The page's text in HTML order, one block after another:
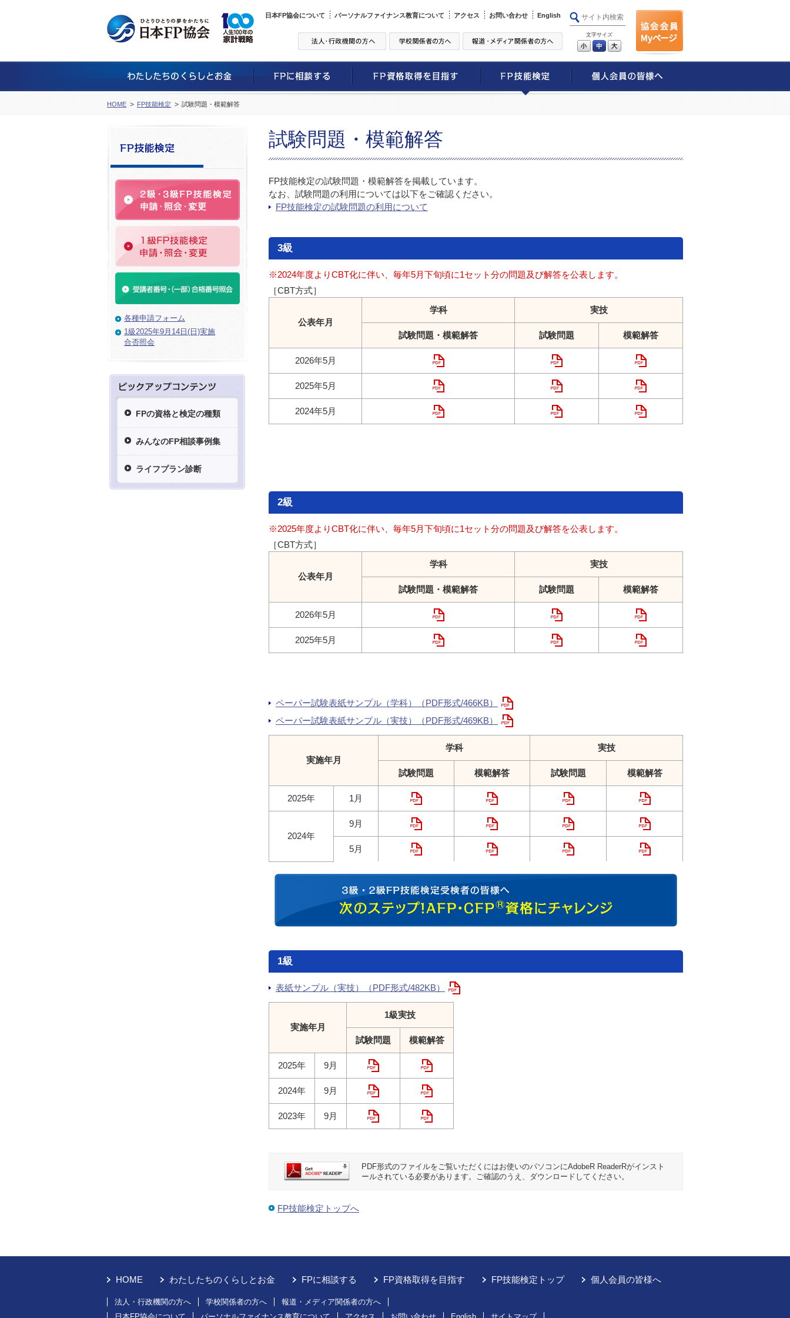
日本FP協会について パーソナルファイナンス教育について アクセス お問い合わせ English
文字サイズ
小 中
HOME FP技能検定 試験問題・模範解答
試験問題・模範解答
FP技能検定の試験問題・模範解答を掲載しています。
なお、試験問題の利用については以下をご確認ください。
FP技能検定の試験問題の利用について
3級
※2024年度よりCBT化に伴い、毎年5月下旬頃に1セット分の問題及び解答を公表します。
［CBT方式］
公表年月
学科 実技
試験問題・模範解答 試験問題 模範解答
2026年5月
2025年5月
2024年5月
2級
※2025年度よりCBT化に伴い、毎年5月下旬頃に1セット分の問題及び解答を公表します。
［CBT方式］
公表年月
学科 実技
試験問題・模範解答 試験問題 模範解答
2026年5月
2025年5月
ペーパー試験表紙サンプル（学科）（PDF形式/466KB）
ペーパー試験表紙サンプル（実技）（PDF形式/469KB）
実施年月
学科 実技
試験問題 模範解答 試験問題 模範解答
2025年 1月
2024年
9月
5月
1級
表紙サンプル（実技）（PDF形式/482KB）
実施年月
1級実技
試験問題 模範解答
2025年 9月
2024年 9月
2023年 9月
PDF形式のファイルをご覧いただくにはお使いのパソコンにAdobeR ReaderRがインスト
ールされている必要があります。ご確認のうえ、ダウンロードしてください。
FP技能検定トップへ
各種申請フォーム
1級2025年9月14日(日)実施
合否照会
FPの資格と検定の種類
みんなのFP相談事例集
ライフプラン診断
HOME わたしたちのくらしとお金 FPに相談する FP資格取得を目指す FP技能検定トップ 個人会員の皆様へ
法人・行政機関の方へ 学校関係者の方へ
報道・メディア関係者の方へ